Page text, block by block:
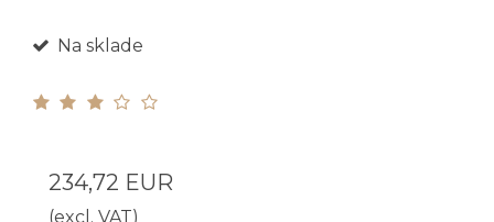
Na sklade
234,72 EUR
(excl. VAT)